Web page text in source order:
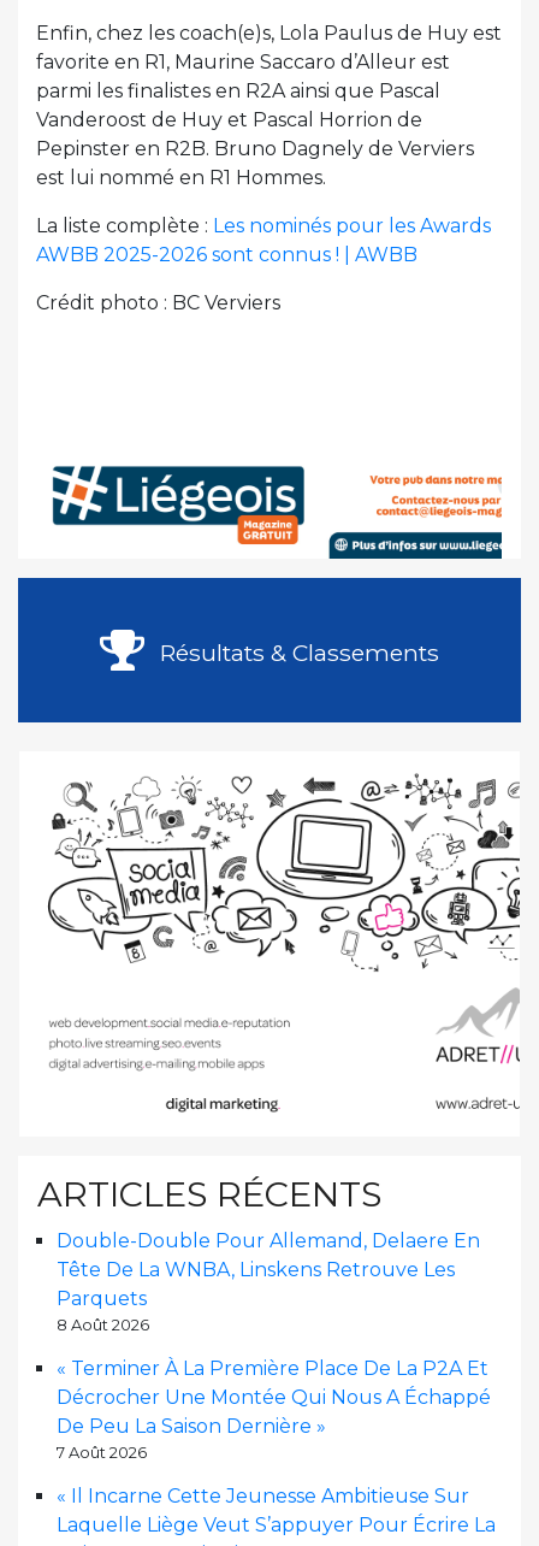
Enfin, chez les coach(e)s, Lola Paulus de Huy est
favorite en R1, Maurine Saccaro d’Alleur est
parmi les finalistes en R2A ainsi que Pascal
Vanderoost de Huy et Pascal Horrion de
Pepinster en R2B. Bruno Dagnely de Verviers
est lui nommé en R1 Hommes.
La liste complète : Les nominés pour les Awards
AWBB 2025-2026 sont connus ! | AWBB
Crédit photo : BC Verviers
Résultats & Classements
ARTICLES RÉCENTS
Double-Double Pour Allemand, Delaere En
Tête De La WNBA, Linskens Retrouve Les
Parquets
8 Août 2026
« Terminer À La Première Place De La P2A Et
Décrocher Une Montée Qui Nous A Échappé
De Peu La Saison Dernière »
7 Août 2026
« Il Incarne Cette Jeunesse Ambitieuse Sur
Laquelle Liège Veut S’appuyer Pour Écrire La